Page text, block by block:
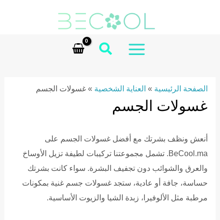
MAIN
الصفحة الرئيسية » العناية الشخصية »غسولات الجسم
غسولات الجسم
أنعش ونظف بشرتك مع أفضل غسولات الجسم على
BeCool.ma. تشمل مجموعتنا تركيبات لطيفة تزيل الأوساخ
والعرق والشوائب دون تجفيف البشرة. سواء كانت بشرتك
حساسة، جافة أو عادية، ستجد غسولات جسم غنية بمكونات
مرطبة مثل الألوفيرا، زبدة الشيا والزيوت الأساسية.